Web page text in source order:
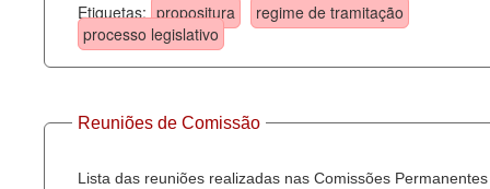
Etiquetas: propositura
regime de tramitação
processo legislativo
Reuniões de Comissão
Lista das reuniões realizadas nas Comissões